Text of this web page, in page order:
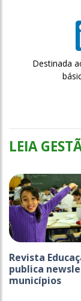
Destinada
LEIA
Revista
publica
municípios